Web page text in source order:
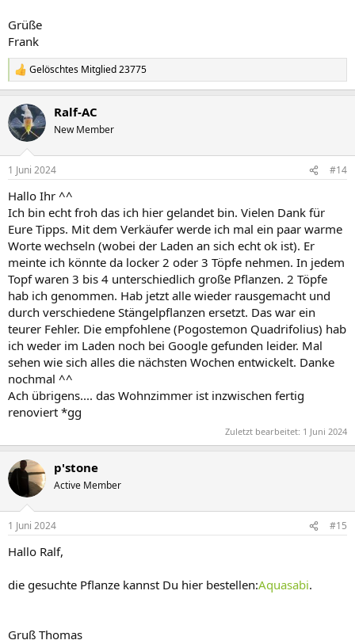
Grüße
Frank
R
e
k
t
i
e
:
Gelöschtes Mitglied 23775
Ralf-AC
New Member
1 Juni 2024 #14
Hallo Ihr ^^
Ich bin echt froh das ich hier gelandet bin. Vielen Dank für
Eure Tipps. Mit dem Verkäufer werde ich mal ein paar warme
Worte wechseln (wobei der Laden an sich echt ok ist). Er
meinte ich könnte da locker 2 oder 3 Töpfe nehmen. In jedem
Topf waren 3 bis 4 unterschiedlich große Pflanzen. 2 Töpfe
hab ich genommen. Hab jetzt alle wieder rausgemacht und
durch verschiedene Stängelpflanzen ersetzt. Das war ein
teurer Fehler. Die empfohlene (Pogostemon Quadrifolius) hab
ich weder im Laden noch bei Google gefunden leider. Mal
sehen wie sich alles die nächsten Wochen entwickelt. Danke
nochmal ^^
Ach übrigens.... das Wohnzimmer ist inzwischen fertig
renoviert *gg
Zuletzt bearbeitet: 1 Juni 2024
p'stone
Active Member
1 Juni 2024 #15
Hallo Ralf,
die gesuchte Pflanze kannst Du hier bestellen:Aquasabi.
Gruß Thomas